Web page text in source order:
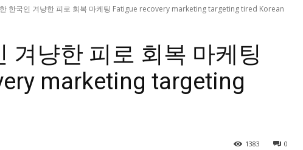
한국인 겨냥한 피로 회복 마케팅 Fatigue recovery marketing targeting tired Korean
겨냥한 피로 회복 마케팅
marketing targeting
0
1383